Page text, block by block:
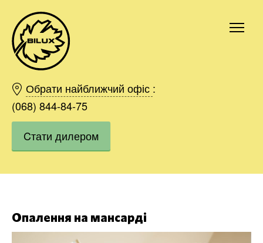
Обрати найближчий офіс :
(068) 844-84-75
Cтати дилером
Опалення на мансарді
Київ
Харків
Одесса
Дніпро
Івано-Франківськ
Область
Замовити